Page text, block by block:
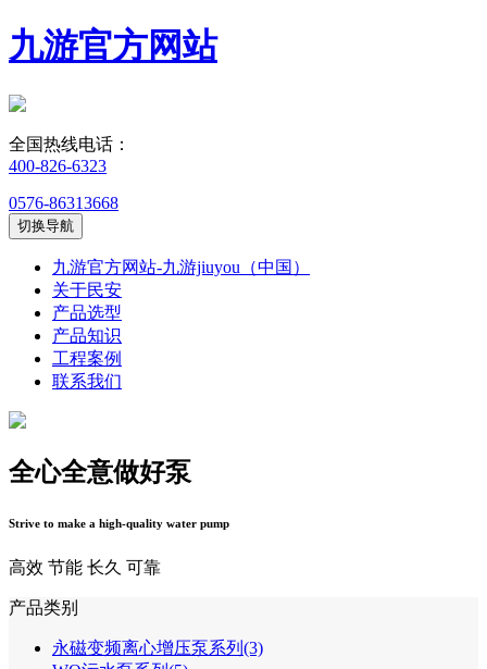
九游官方网站
全国热线电话：
400-826-6323
0576-86313668
切换导航
九游官方网站-九游jiuyou（中国）
关于民安
产品选型
产品知识
工程案例
联系我们
全心全意做好泵
Strive to make a high-quality water pump
高效 节能 长久 可靠
产品类别
永磁变频离心增压泵系列(3)